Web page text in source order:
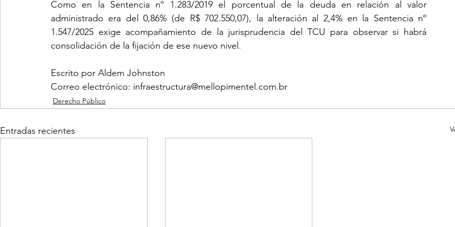
Como en la Sentencia nº 1.283/2019 el porcentual de la deuda en relación al valor
administrado era del 0,86% (de R$ 702.550,07), la alteración al 2,4% en la Sentencia nº
1.547/2025 exige acompañamiento de la jurisprudencia del TCU para observar si habrá
consolidación de la fijación de ese nuevo nivel.
Escrito por Aldem Johnston
Correo electrónico: infraestructura@mellopimentel.com.br
Derecho Público
Entradas recientes